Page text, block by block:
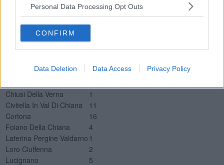
Personal Data Processing Opt Outs
CONFIRM
Data Deletion Data Access Privacy Policy
Bibbiena
7
Bucine
3
Capolona
5
Castel Focognano
1
Castel San Niccolò
2
Chiusi Della Verna
1
Civitella In Val Di Chiana
11
Cortona
16
Foiano Della Chiana
4
Laterina Pergine Valdarno 1
Loro Ciuffenna
2
Lucignano
5